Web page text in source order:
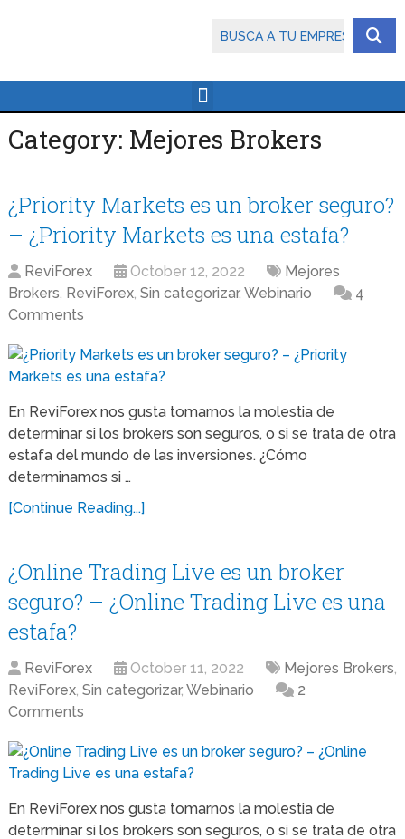
Category: Mejores Brokers
¿Priority Markets es un broker seguro?
– ¿Priority Markets es una estafa?
ReviForex October 12, 2022
Mejores
Brokers, ReviForex, Sin categorizar, Webinario
4
Comments
En ReviForex nos gusta tomarnos la molestia de
determinar si los brokers son seguros, o si se trata de otra
estafa del mundo de las inversiones. ¿Cómo
determinamos si …
[Continue Reading...]
¿Online Trading Live es un broker
seguro? – ¿Online Trading Live es una
estafa?
ReviForex October 11, 2022 Mejores Brokers,
ReviForex, Sin categorizar, Webinario
2
Comments
En ReviForex nos gusta tomarnos la molestia de
determinar si los brokers son seguros, o si se trata de otra